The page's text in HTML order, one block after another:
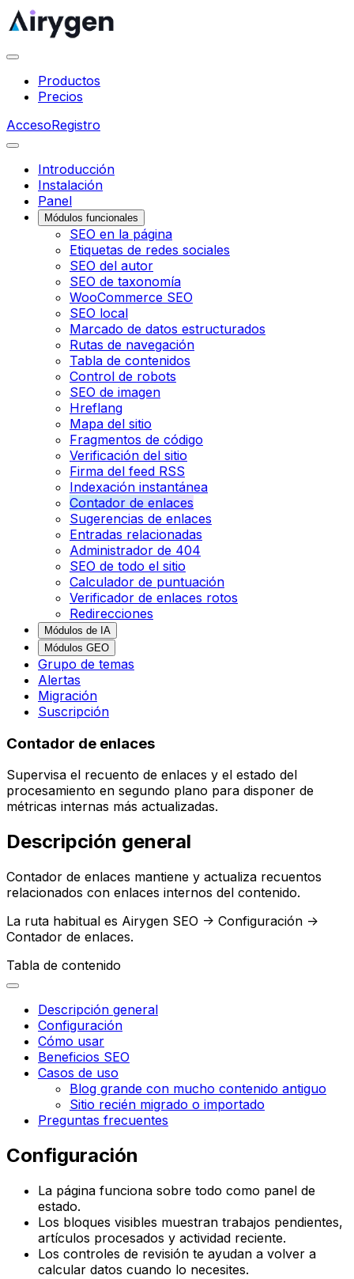
Productos
Precios
AccesoRegistro
Introducción
Instalación
Panel
Módulos funcionales
SEO en la página
Etiquetas de redes sociales
SEO del autor
SEO de taxonomía
WooCommerce SEO
SEO local
Marcado de datos estructurados
Rutas de navegación
Tabla de contenidos
Control de robots
SEO de imagen
Hreflang
Mapa del sitio
Fragmentos de código
Verificación del sitio
Firma del feed RSS
Indexación instantánea
Contador de enlaces
Sugerencias de enlaces
Entradas relacionadas
Administrador de 404
SEO de todo el sitio
Calculador de puntuación
Verificador de enlaces rotos
Redirecciones
Módulos de IA
Módulos GEO
Grupo de temas
Alertas
Migración
Suscripción
Contador de enlaces
Supervisa el recuento de enlaces y el estado del
procesamiento en segundo plano para disponer de
métricas internas más actualizadas.
Descripción general
Contador de enlaces mantiene y actualiza recuentos
relacionados con enlaces internos del contenido.
La ruta habitual es Airygen SEO -> Configuración ->
Contador de enlaces.
Tabla de contenido
Descripción general
Configuración
Cómo usar
Beneficios SEO
Casos de uso
Blog grande con mucho contenido antiguo
Sitio recién migrado o importado
Preguntas frecuentes
Configuración
La página funciona sobre todo como panel de
estado.
Los bloques visibles muestran trabajos pendientes,
artículos procesados y actividad reciente.
Los controles de revisión te ayudan a volver a
calcular datos cuando lo necesites.